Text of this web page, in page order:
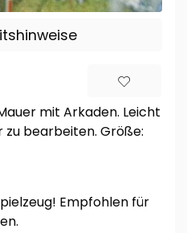
mit Arkaden. Leicht
zu bearbeiten. Größe:
Empfohlen für